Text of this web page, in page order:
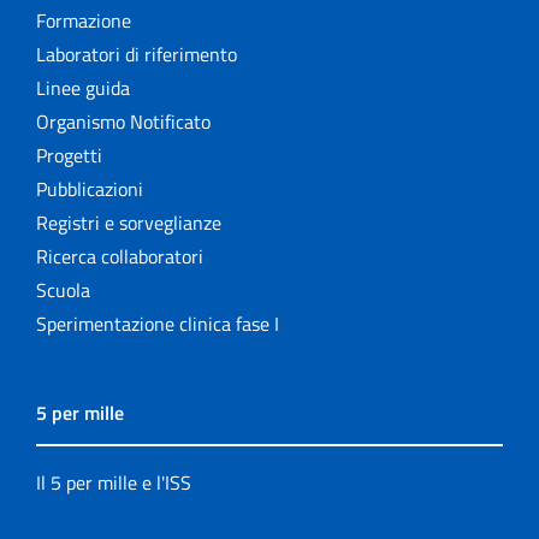
Formazione
Laboratori di riferimento
Linee guida
Organismo Notificato
Progetti
Pubblicazioni
Registri e sorveglianze
Ricerca collaboratori
Scuola
Sperimentazione clinica fase I
5 per mille
Il 5 per mille e l'ISS